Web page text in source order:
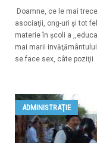
Doamne, ce le mai
asociaţii, ong-uri şi tot
materie în şcoli a
mai marii
se face sex, câte poziţii
ADMINISTRAŢIE